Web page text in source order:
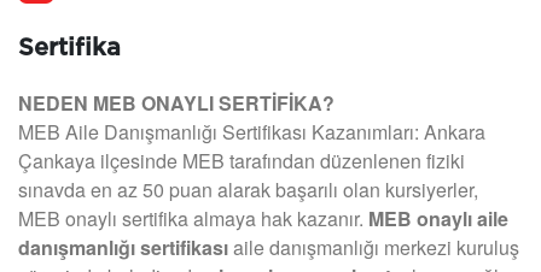
Sertifika
NEDEN MEB ONAYLI SERTİFİKA?
MEB Aile Danışmanlığı Sertifikası Kazanımları: Ankara
Çankaya ilçesinde MEB tarafından düzenlenen fiziki
sınavda en az 50 puan alarak başarılı olan kursiyerler,
MEB onaylı sertifika almaya hak kazanır. MEB onaylı aile
danışmanlığı sertifikasıaile danışmanlığı merkezi kuruluş